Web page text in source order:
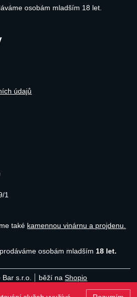
osobám mladším 18 let.
údajů
1
také kamennou vinárnu a projdenu.
osobám mladším 18 let.
s.r.o. běží naShopio